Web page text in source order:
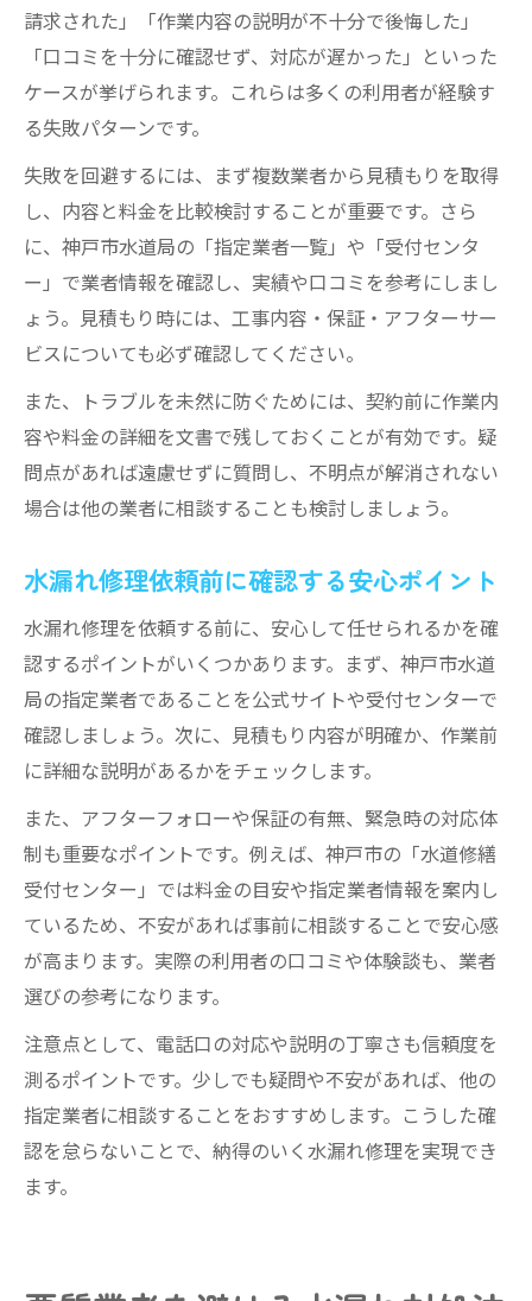
請求された」「作業内容の説明が不十分で後悔した」
「口コミを十分に確認せず、対応が遅かった」といった
ケースが挙げられます。これらは多くの利用者が経験す
る失敗パターンです。
失敗を回避するには、まず複数業者から見積もりを取得
し、内容と料金を比較検討することが重要です。さら
に、神戸市水道局の「指定業者一覧」や「受付センタ
ー」で業者情報を確認し、実績や口コミを参考にしまし
ょう。見積もり時には、工事内容・保証・アフターサー
ビスについても必ず確認してください。
また、トラブルを未然に防ぐためには、契約前に作業内
容や料金の詳細を文書で残しておくことが有効です。疑
問点があれば遠慮せずに質問し、不明点が解消されない
場合は他の業者に相談することも検討しましょう。
水漏れ修理依頼前に確認する安心ポイント
水漏れ修理を依頼する前に、安心して任せられるかを確
認するポイントがいくつかあります。まず、神戸市水道
局の指定業者であることを公式サイトや受付センターで
確認しましょう。次に、見積もり内容が明確か、作業前
に詳細な説明があるかをチェックします。
また、アフターフォローや保証の有無、緊急時の対応体
制も重要なポイントです。例えば、神戸市の「水道修繕
受付センター」では料金の目安や指定業者情報を案内し
ているため、不安があれば事前に相談することで安心感
が高まります。実際の利用者の口コミや体験談も、業者
選びの参考になります。
注意点として、電話口の対応や説明の丁寧さも信頼度を
測るポイントです。少しでも疑問や不安があれば、他の
指定業者に相談することをおすすめします。こうした確
認を怠らないことで、納得のいく水漏れ修理を実現でき
ます。